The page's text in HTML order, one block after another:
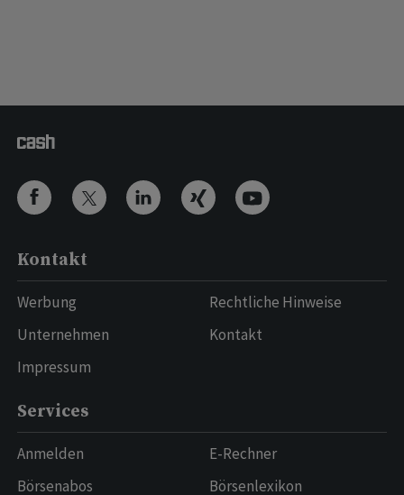
Kontakt
Werbung
Unternehmen
Impressum
Rechtliche Hinweise
Kontakt
Services
Anmelden
Börsenabos
E-Rechner
Börsenlexikon